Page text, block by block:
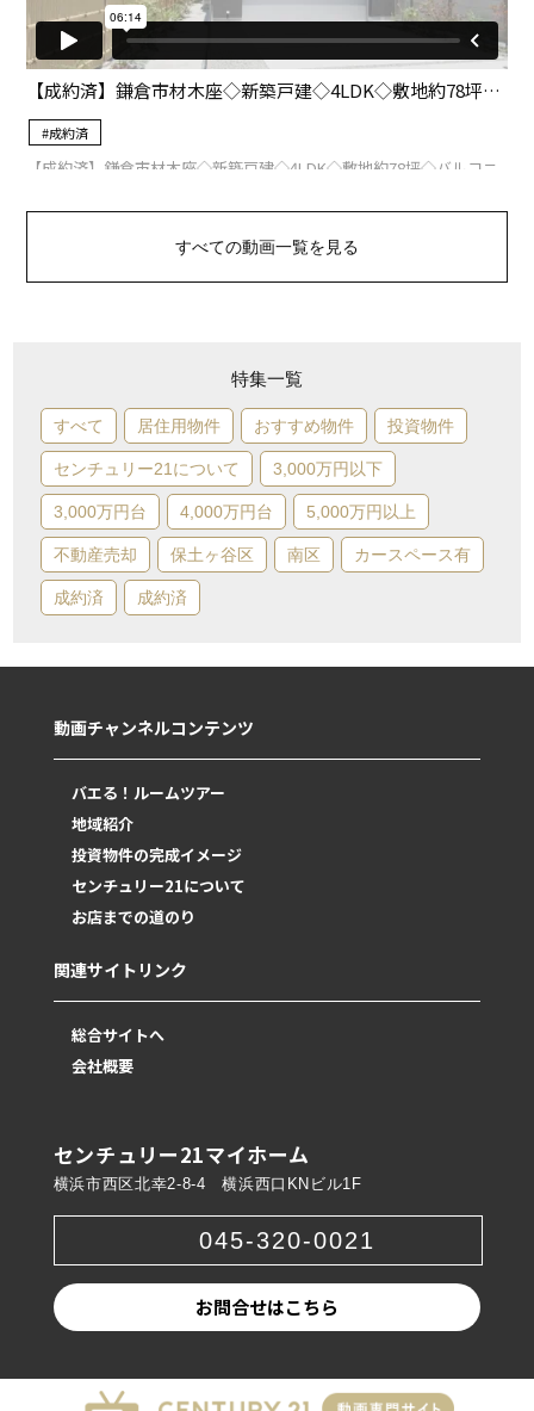
すべての動画一覧を見る
特集一覧
すべて 居住用物件 おすすめ物件 投資物件
センチュリー21について 3,000万円以下
3,000万円台 4,000万円台 5,000万円以上
不動産売却 保土ヶ谷区 南区 カースペース有
成約済 成約済
動画チャンネルコンテンツ
バエる！ルームツアー
地域紹介
投資物件の完成イメージ
センチュリー21について
お店までの道のり
関連サイトリンク
総合サイトへ
会社概要
センチュリー21マイホーム
横浜市西区北幸2-8-4 横浜西口KNビル1F
045-320-0021
お問合せはこちら